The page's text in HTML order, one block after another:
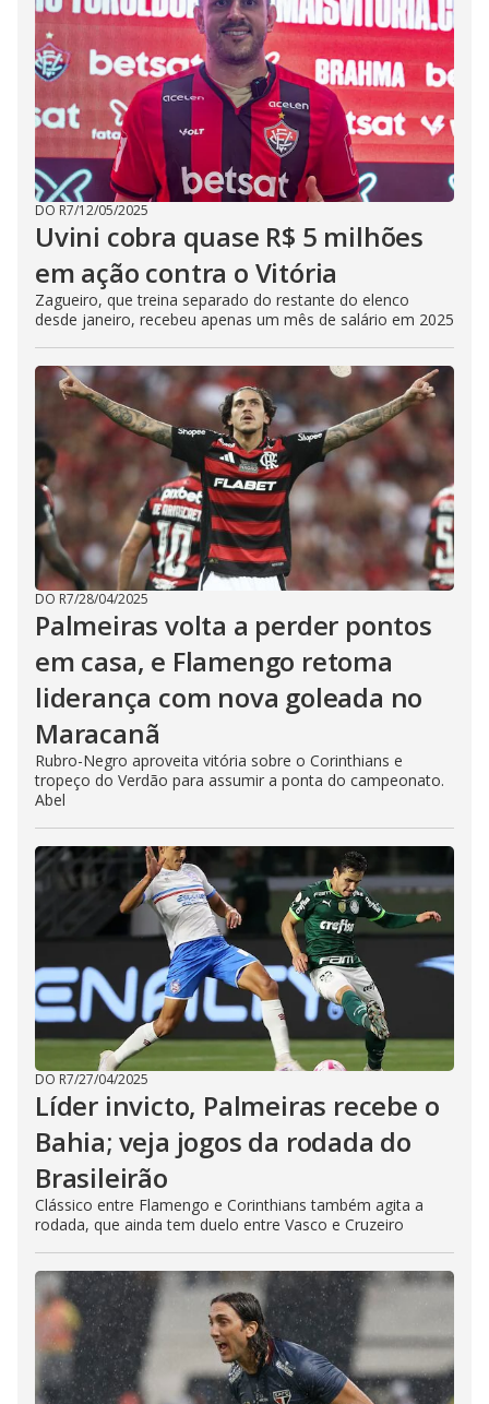
DO R7/12/05/2025
Uvini cobra quase R$ 5 milhões
em ação contra o Vitória
Zagueiro, que treina separado do restante do elenco
desde janeiro, recebeu apenas um mês de salário em 2025
DO R7/28/04/2025
Palmeiras volta a perder pontos
em casa, e Flamengo retoma
liderança com nova goleada no
Maracanã
Rubro-Negro aproveita vitória sobre o Corinthians e
tropeço do Verdão para assumir a ponta do campeonato.
Abel
DO R7/27/04/2025
Líder invicto, Palmeiras recebe o
Bahia; veja jogos da rodada do
Brasileirão
Clássico entre Flamengo e Corinthians também agita a
rodada, que ainda tem duelo entre Vasco e Cruzeiro